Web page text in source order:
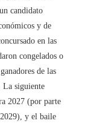
candidato
y de
en las
congelados o
de las
La siguiente
2027 (por parte
y el baile